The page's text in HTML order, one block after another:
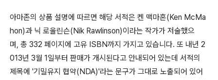
아마존의 상품 설명에 따르면 해당 서적은 켄 맥마혼(Ken McMa
hon)과 닉 로울린슨(Nik Rawlinson)이라는 작가가 저술했으
며, 총 332 페이지에 고유 ISBN까지 가지고 있습니다. 또 내년 2
013년 3월 1일부터 판매가 개시된다고 안내되어 있는데 서적의
제목에 '기밀유지 협약(NDA)'라는 문구가 그대로 노출되어 있어